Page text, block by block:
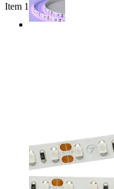
Item 1 of 4